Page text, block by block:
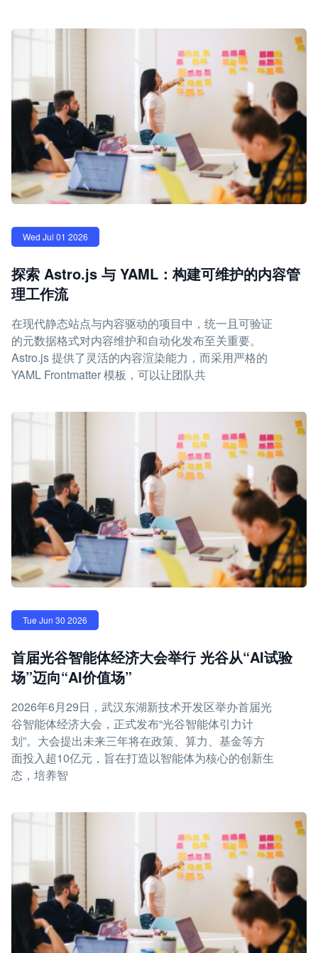
Wed Jul 01 2026
探索 Astro.js 与 YAML：构建可维护的内容管
理工作流
在现代静态站点与内容驱动的项目中，统一且可验证
的元数据格式对内容维护和自动化发布至关重要。
Astro.js 提供了灵活的内容渲染能力，而采用严格的
YAML Frontmatter 模板，可以让团队共
Tue Jun 30 2026
首届光谷智能体经济大会举行 光谷从“AI试验
场”迈向“AI价值场”
2026年6月29日，武汉东湖新技术开发区举办首届光
谷智能体经济大会，正式发布“光谷智能体引力计
划”。大会提出未来三年将在政策、算力、基金等方
面投入超10亿元，旨在打造以智能体为核心的创新生
态，培养智